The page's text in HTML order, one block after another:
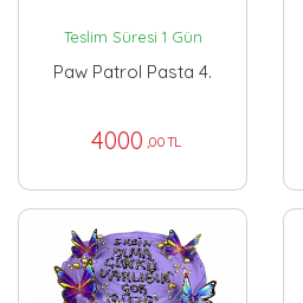
Teslim Süresi 1 Gün
Paw Patrol Pasta 4.
4000 ,00 TL